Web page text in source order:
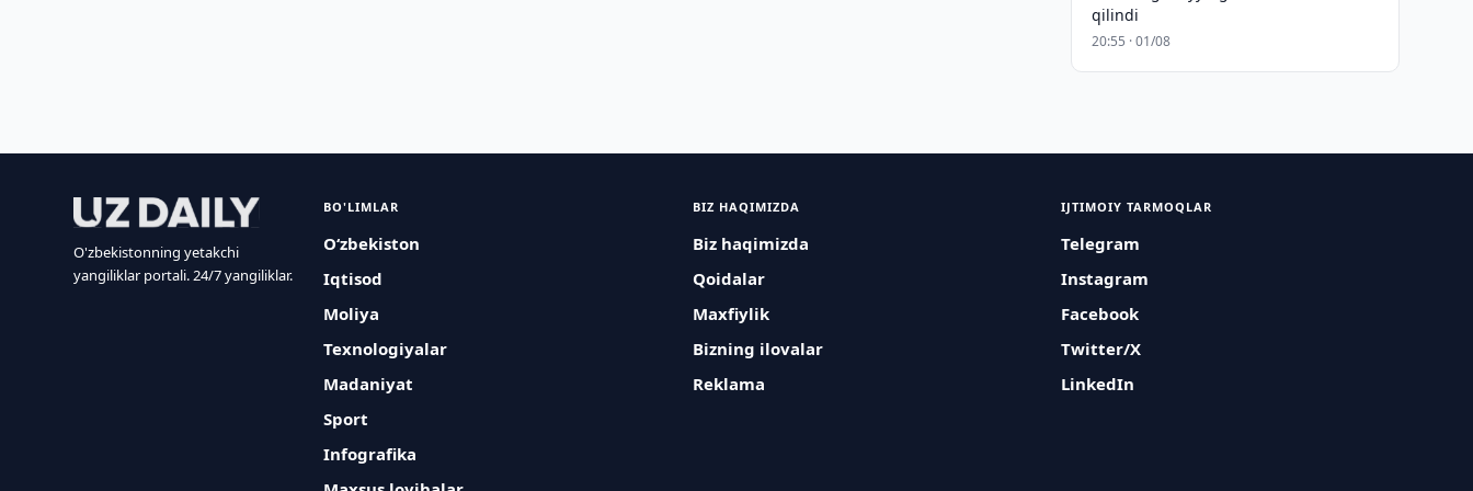
qilindi
20:55 · 01/08
O'zbekistonning yetakchi
yangiliklar portali. 24/7 yangiliklar.
BO'LIMLAR
O‘zbekiston
Iqtisod
Moliya
Texnologiyalar
Madaniyat
Sport
Infografika
BIZ HAQIMIZDA
Biz haqimizda
Qoidalar
Maxfiylik
Bizning ilovalar
Reklama
IJTIMOIY TARMOQLAR
Telegram
Instagram
Facebook
Twitter/X
LinkedIn